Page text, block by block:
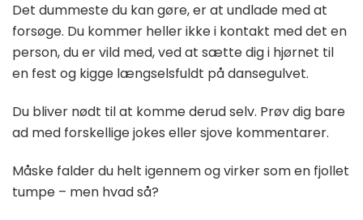
Det dummeste du kan gøre, er at undlade med at
forsøge. Du kommer heller ikke i kontakt med det en
person, du er vild med, ved at sætte dig i hjørnet til
en fest og kigge længselsfuldt på dansegulvet.
Du bliver nødt til at komme derud selv. Prøv dig bare
ad med forskellige jokes eller sjove kommentarer.
Måske falder du helt igennem og virker som en fjollet
tumpe – men hvad så?